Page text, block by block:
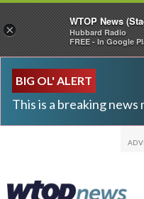
BIG OL' ALERT
This is a breaking
×
WTOP News
Hubbard Radio
FREE - In Google